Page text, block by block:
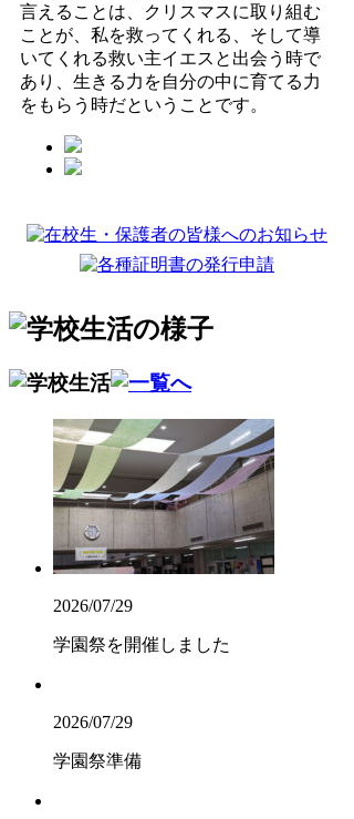
言えることは、クリスマスに取り組む
ことが、私を救ってくれる、そして導
いてくれる救い主イエスと出会う時で
あり、生きる力を自分の中に育てる力
をもらう時だということです。
2026/07/29
学園祭を開催しました
2026/07/29
学園祭準備